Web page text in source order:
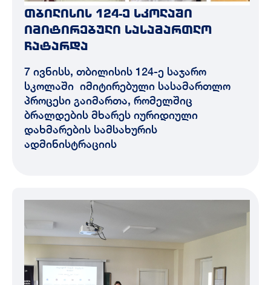
თბილისის 124-ე სკოლაში
იმიტირებული სასამართლო
ჩატარდა
7 ივნისს, თბილისის 124-ე საჯარო
სკოლაში იმიტირებული სასამართლო
პროცესი გაიმართა, რომელშიც
ბრალდების მხარეს იურიდიული
დახმარების სამსახურის
ადმინისტრაციის